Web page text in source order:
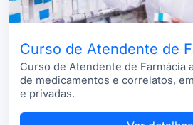
Curso de Atendente de
Curso de Atendente de Farmácia
de medicamentos e correlatos,
e privadas.